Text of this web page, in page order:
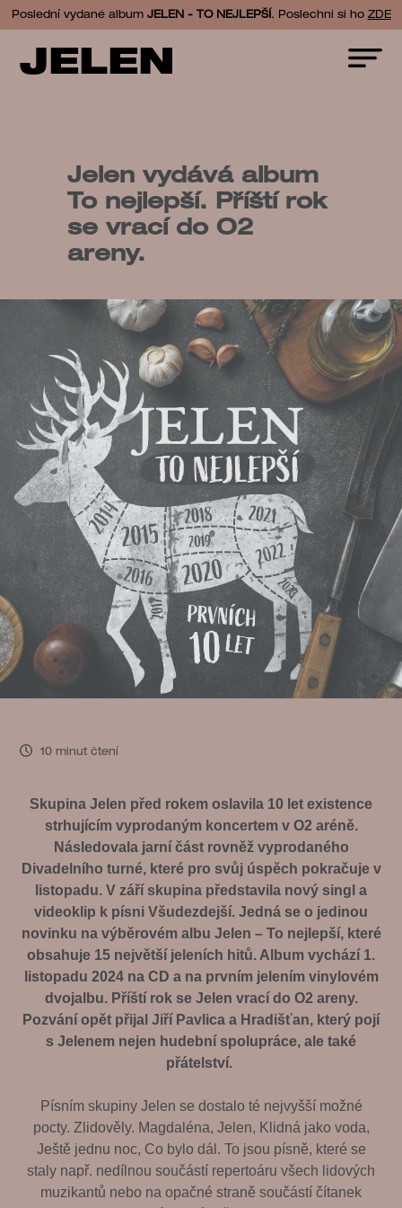
Poslední vydané album JELEN - TO NEJLEPŠÍ . Poslechni si ho ZDE
JELEN
Jelen vydává album
To nejlepší. Příští rok
se vrací do O2
areny.
10 minut čtení
Skupina Jelen před rokem oslavila 10 let existence
strhujícím vyprodaným koncertem v O2 aréně.
Následovala jarní část rovněž vyprodaného
Divadelního turné, které pro svůj úspěch pokračuje v
listopadu. V září skupina představila nový singl a
videoklip k písni Všudezdejší. Jedná se o jedinou
novinku na výběrovém albu Jelen – To nejlepší, které
obsahuje 15 největší jeleních hitů. Album vychází 1.
listopadu 2024 na CD a na prvním jelením vinylovém
dvojalbu. Příští rok se Jelen vrací do O2 areny.
Pozvání opět přijal Jiří Pavlica a Hradišťan, který pojí
s Jelenem nejen hudební spolupráce, ale také
přátelství.
Písním skupiny Jelen se dostalo té nejvyšší možné
pocty. Zlidověly. Magdaléna, Jelen, Klidná jako voda,
Ještě jednu noc, Co bylo dál. To jsou písně, které se
staly např. nedílnou součástí repertoáru všech lidových
muzikantů nebo na opačné straně součástí čítanek